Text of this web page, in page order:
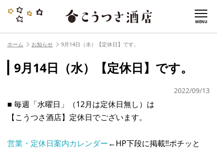
MENU
ホーム お知らせ 9月14日（水）【定休日】です。
9月14日（水）【定休日】です。
2022/09/13
■ 毎週「水曜日」（12月は定休日無し）は
【こうつさ酒店】定休日でございます。
営業・定休日案内カレンダー←HP下段に掲載‼︎ポチッと